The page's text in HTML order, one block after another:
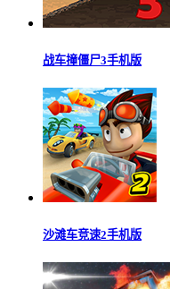
战车撞僵尸3手机版
沙滩车竞速2手机版